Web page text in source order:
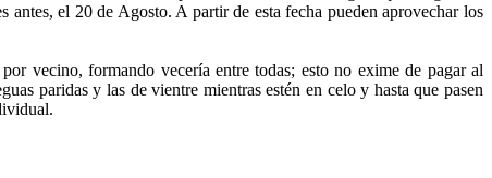
el 20 de Agosto. A partir de esta fecha pueden aprovechar los
vecino, formando vecería entre todas; esto no exime de pagar al
paridas y las de vientre mientras estén en celo y hasta que pasen